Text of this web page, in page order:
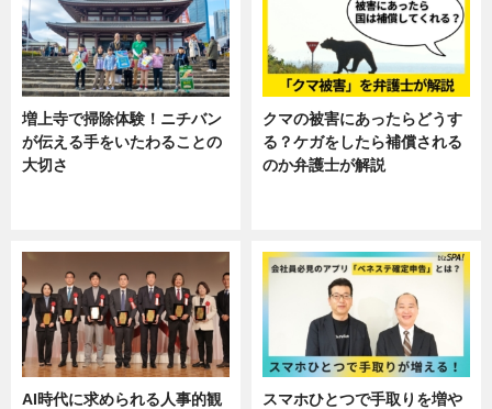
増上寺で掃除体験！ニチバン
が伝える手をいたわることの
大切さ
クマの被害にあったらどうす
る？ケガをしたら補償される
のか弁護士が解説
AI時代に求められる人事的観
スマホひとつで手取りを増や